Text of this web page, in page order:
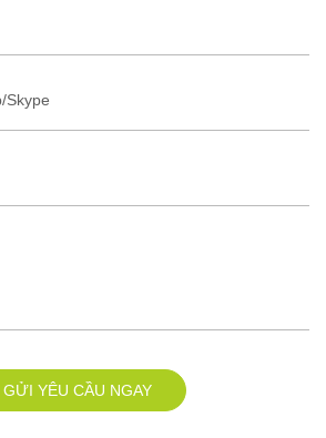
Skype
GỬI YÊU CẦU NGAY